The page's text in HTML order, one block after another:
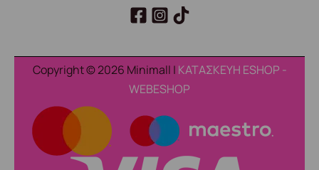
Copyright © 2026 Minimall | ΚΑΤΑΣΚΕΥΗ ESHOP -
WEBESHOP